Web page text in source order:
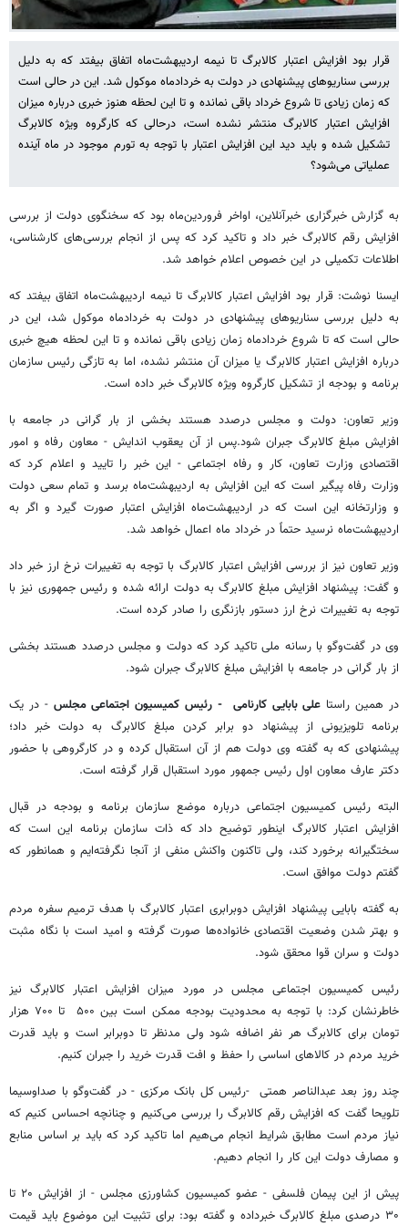
قرار بود افزایش اعتبار کالابرگ تا نیمه اردیبهشت‌ماه اتفاق بیفتد که به دلیل
بررسی سناریوهای پیشنهادی در دولت به خردادماه موکول شد. این در حالی است
که زمان زیادی تا شروع خرداد باقی نمانده و تا این لحظه هنوز خبری درباره میزان
افزایش اعتبار کالابرگ منتشر نشده است، درحالی که کارگروه ویژه کالابرگ
تشکیل شده و باید دید این افزایش اعتبار با توجه به تورم موجود در ماه آینده
عملیاتی می‌شود؟
به گزارش خبرگزاری خبرآنلاین، اواخر فروردین‌ماه بود که سخنگوی دولت از بررسی
افزایش رقم کالابرگ خبر داد و تاکید کرد که پس از انجام بررسی‌های کارشناسی،
اطلاعات تکمیلی در این خصوص اعلام خواهد شد.
ایسنا نوشت: قرار بود افزایش اعتبار کالابرگ تا نیمه اردیبهشت‌ماه اتفاق بیفتد که
به دلیل بررسی سناریوهای پیشنهادی در دولت به خردادماه موکول شد، این در
حالی است که تا شروع خردادماه زمان زیادی باقی نمانده و تا این لحظه هیچ خبری
درباره افزایش اعتبار کالابرگ یا میزان آن منتشر نشده، اما به تازگی رئیس سازمان
برنامه و بودجه از تشکیل کارگروه ویژه کالابرگ خبر داده است.
وزیر تعاون: دولت و مجلس درصدد هستند بخشی از بار گرانی در جامعه با
افزایش مبلغ کالابرگ جبران شود.پس از آن یعقوب اندایش - معاون رفاه و امور
اقتصادی وزارت تعاون، کار و رفاه اجتماعی - این خبر را تایید و اعلام کرد که
وزارت رفاه پیگیر است که این افزایش به اردیبهشت‌ماه برسد و تمام سعی دولت
و وزارتخانه این است که در اردیبهشت‌ماه افزایش اعتبار صورت گیرد و اگر به
اردیبهشت‌ماه نرسید حتماً در خرداد ماه اعمال خواهد شد.
وزیر تعاون نیز از بررسی افزایش اعتبار کالابرگ با توجه به تغییرات نرخ ارز خبر داد
و گفت: پیشنهاد افزایش مبلغ کالابرگ به دولت ارائه شده و رئیس جمهوری نیز با
توجه به تغییرات نرخ ارز دستور بازنگری را صادر کرده است.
وی در گفت‌وگو با رسانه ملی تاکید کرد که دولت و مجلس درصدد هستند بخشی
از بار گرانی در جامعه با افزایش مبلغ کالابرگ جبران شود.
در همین راستا علی بابایی کارنامی - رئیس کمیسیون اجتماعی مجلس - در یک
برنامه تلویزیونی از پیشنهاد دو برابر کردن مبلغ کالابرگ به دولت خبر داد؛
پیشنهادی که به گفته وی دولت هم از آن استقبال کرده و در کارگروهی با حضور
دکتر عارف معاون اول رئیس جمهور مورد استقبال قرار گرفته است.
البته رئیس کمیسیون اجتماعی درباره موضع سازمان برنامه و بودجه در قبال
افزایش اعتبار کالابرگ اینطور توضیح داد که ذات سازمان برنامه این است که
سختگیرانه برخورد کند، ولی تاکنون واکنش منفی از آنجا نگرفته‌ایم و همانطور که
گفتم دولت موافق است.
به گفته بابایی پیشنهاد افزایش دوبرابری اعتبار کالابرگ با هدف ترمیم سفره مردم
و بهتر شدن وضعیت اقتصادی خانواده‌ها صورت گرفته و امید است با نگاه مثبت
دولت و سران قوا محقق شود.
رئیس کمیسیون اجتماعی مجلس در مورد میزان افزایش اعتبار کالابرگ نیز
خاطرنشان کرد: با توجه به محدودیت بودجه ممکن است بین ۵۰۰ تا ۷۰۰ هزار
تومان برای کالابرگ هر نفر اضافه شود ولی مدنظر تا دوبرابر است و باید قدرت
خرید مردم در کالاهای اساسی را حفظ و افت قدرت خرید را جبران کنیم.
چند روز بعد عبدالناصر همتی -رئیس کل بانک مرکزی - در گفت‌وگو با صداوسیما
تلویحا گفت که افزایش رقم کالابرگ را بررسی می‌کنیم و چنانچه احساس کنیم که
نیاز مردم است مطابق شرایط انجام می‌هیم اما تاکید کرد که باید بر اساس منابع
و مصارف دولت این کار را انجام دهیم.
پیش از این پیمان فلسفی - عضو کمیسیون کشاورزی مجلس - از افزایش ۲۰ تا
۳۰ درصدی مبلغ کالابرگ خبرداده و گفته بود: برای تثبیت این موضوع باید قیمت